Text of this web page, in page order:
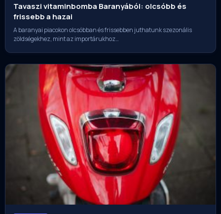
Tavaszi vitaminbomba Baranyából: olcsóbb és
frissebb a hazai
A baranyai piacokon olcsóbban és frissebben juthatunk szezonális
zöldségekhez, mint az importárukhoz…